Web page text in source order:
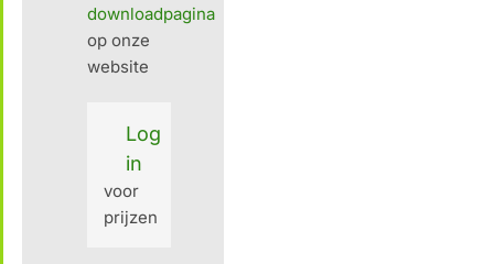
downloadpagina
op onze
website
Log
in
voor
prijzen